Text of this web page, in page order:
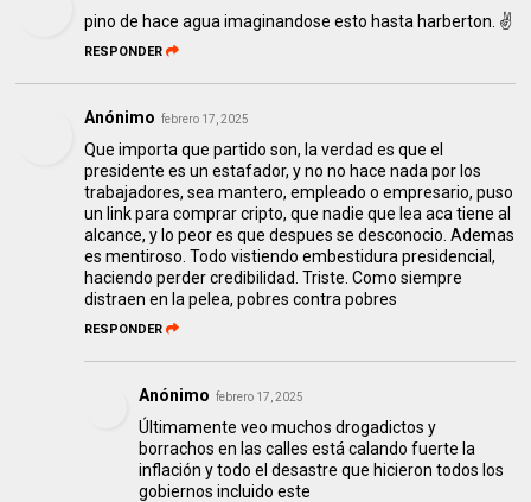
pino de hace agua imaginandose esto hasta harberton. ✌️
RESPONDER
Anónimo febrero 17, 2025
Que importa que partido son, la verdad es que el
presidente es un estafador, y no no hace nada por los
trabajadores, sea mantero, empleado o empresario, puso
un link para comprar cripto, que nadie que lea aca tiene al
alcance, y lo peor es que despues se desconocio. Ademas
es mentiroso. Todo vistiendo embestidura presidencial,
haciendo perder credibilidad. Triste. Como siempre
distraen en la pelea, pobres contra pobres
RESPONDER
Anónimo febrero 17, 2025
Últimamente veo muchos drogadictos y
borrachos en las calles está calando fuerte la
inflación y todo el desastre que hicieron todos los
gobiernos incluido este